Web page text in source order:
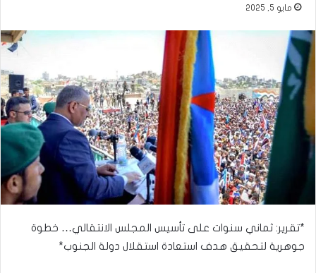
مايو 5, 2025
*تقرير: ثماني سنوات على تأسيس المجلس الانتقالي… خطوة
جوهرية لتحقيق هدف استعادة استقلال دولة الجنوب*